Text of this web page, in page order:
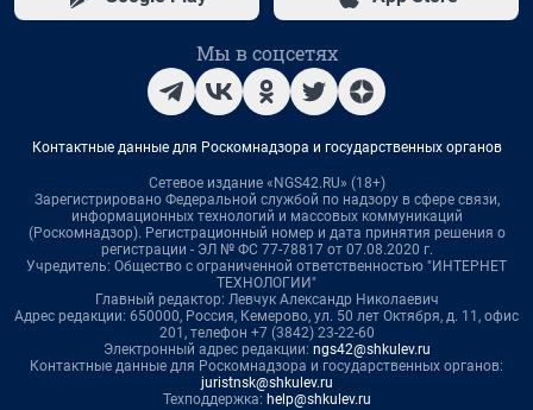
Мы в соцсетях
Контактные данные для Роскомнадзора и государственных органов
Сетевое издание «NGS42.RU» (18+)
Зарегистрировано Федеральной службой по надзору в сфере связи,
информационных технологий и массовых коммуникаций
(Роскомнадзор). Регистрационный номер и дата принятия решения о
регистрации - ЭЛ № ФС 77-78817 от 07.08.2020 г.
Учредитель: Общество с ограниченной ответственностью "ИНТЕРНЕТ
ТЕХНОЛОГИИ"
Главный редактор: Левчук Александр Николаевич
Адрес редакции: 650000, Россия, Кемерово, ул. 50 лет Октября, д. 11, офис
201, телефон +7 (3842) 23-22-60
Электронный адрес редакции: ngs42@shkulev.ru
Контактные данные для Роскомнадзора и государственных органов:
juristnsk@shkulev.ru
Техподдержка: help@shkulev.ru